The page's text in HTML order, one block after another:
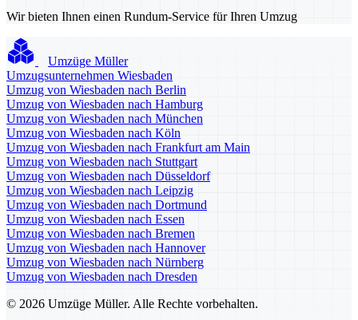
Wir bieten Ihnen einen Rundum-Service für Ihren Umzug
Umzüge Müller
Umzugsunternehmen Wiesbaden
Umzug von Wiesbaden nach Berlin
Umzug von Wiesbaden nach Hamburg
Umzug von Wiesbaden nach München
Umzug von Wiesbaden nach Köln
Umzug von Wiesbaden nach Frankfurt am Main
Umzug von Wiesbaden nach Stuttgart
Umzug von Wiesbaden nach Düsseldorf
Umzug von Wiesbaden nach Leipzig
Umzug von Wiesbaden nach Dortmund
Umzug von Wiesbaden nach Essen
Umzug von Wiesbaden nach Bremen
Umzug von Wiesbaden nach Hannover
Umzug von Wiesbaden nach Nürnberg
Umzug von Wiesbaden nach Dresden
© 2026 Umzüge Müller. Alle Rechte vorbehalten.